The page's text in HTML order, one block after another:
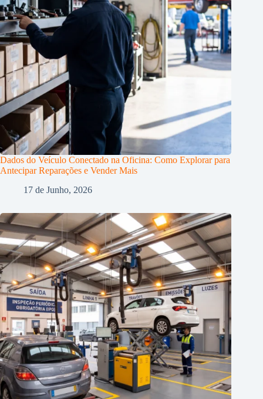
Dados do Veículo Conectado na Oficina: Como Explorar para
Antecipar Reparações e Vender Mais
17 de Junho, 2026